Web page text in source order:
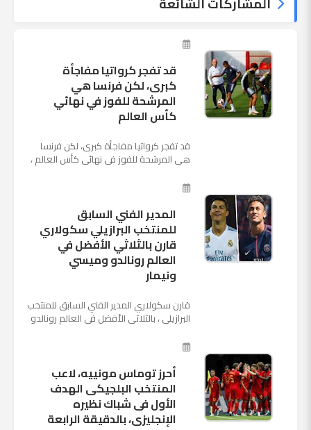
قد تفجر كرواتيا مفاجأة
كبرى، لكن فرنسا هي
المرشحة للفوز في نهائي
كأس العالم
قد تفجر كرواتيا مفاجأة كبرى، لكن فرنسا
هي المرشحة للفوز في نهائي كأس العالم ،
الروسية في يوم شديد الح...
المدير الفني السابق
للمنتخب البرازيلي سكولاري
قارن بالثلاثي الأفضل في
العالم رونالدو وميسي
ونيمار
قارن سكولاري المدير الفني السابق للمنتخب
البرازيلي ، بالثلاثي الأفضل في العالم رونالدو
نجم ...
أحرز توماس مونييه، لاعب
المنتخب البلجيكى الهدف
الأول فى شباك نظيره
الإنجليزى، بالدقيقة الرابعة